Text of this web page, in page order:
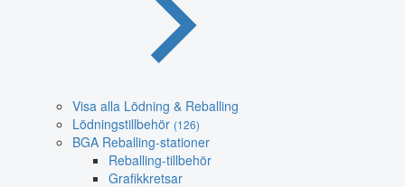
Visa alla Lödning & Reballing
Lödningstillbehör (126)
BGA Reballing-stationer
Reballing-tillbehör
Grafikkretsar